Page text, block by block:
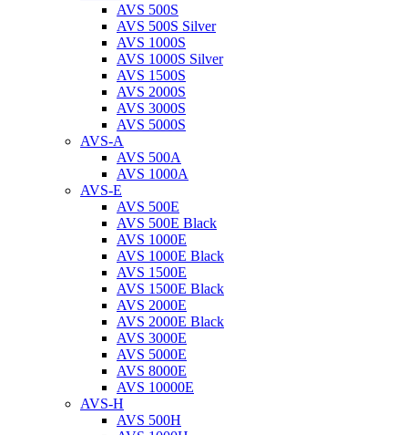
AVS 500S
AVS 500S Silver
AVS 1000S
AVS 1000S Silver
AVS 1500S
AVS 2000S
AVS 3000S
AVS 5000S
AVS-A
AVS 500A
AVS 1000A
AVS-E
AVS 500E
AVS 500E Black
AVS 1000E
AVS 1000E Black
AVS 1500E
AVS 1500E Black
AVS 2000E
AVS 2000E Black
AVS 3000E
AVS 5000E
AVS 8000E
AVS 10000E
AVS-H
AVS 500H